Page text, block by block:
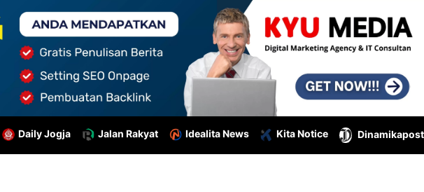
Daily Jogja Jalan Rakyat Idealita News Kita Notice